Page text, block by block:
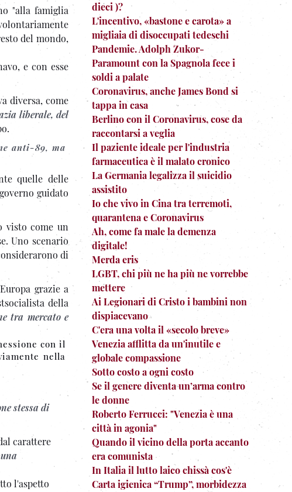
"alla famiglia
del mondo,
e con esse
diversa, come
liberale, del
anti-89, ma
quelle delle
guidato
visto come un
Uno scenario
di
grazie a
della
tra mercato e
con il
nella
stessa di
carattere
l'aspetto
dieci )?
L'incentivo, «bastone e carota» a
migliaia di disoccupati tedeschi
Pandemie. Adolph Zukor-
Paramount con la Spagnola fece i
soldi a palate
Coronavirus, anche James Bond si
tappa in casa
Berlino con il Coronavirus, cose da
raccontarsi a veglia
Il paziente ideale per l'industria
farmaceutica è il malato cronico
La Germania legalizza il suicidio
assistito
Io che vivo in Cina tra terremoti,
quarantena e Coronavirus
Ah, come fa male la demenza
digitale!
Merda eris
LGBT, chi più ne ha più ne vorrebbe
mettere
Ai Legionari di Cristo i bambini non
dispiacevano
C'era una volta il «secolo breve»
Venezia afflitta da un'inutile e
globale compassione
Sotto costo a ogni costo
Se il genere diventa un’arma contro
le donne
Roberto Ferrucci: "Venezia è una
città in agonia"
Quando il vicino della porta accanto
era comunista
In Italia il lutto laico chissà cos'è
Carta igienica “Trump”, morbidezza